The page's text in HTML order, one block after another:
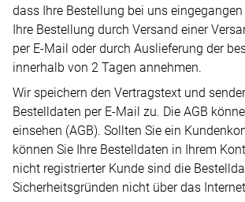
Watches
and
Wonders
MEHR
ERFAHREN
SIE
UNS
Vereinbaren
jetzt
Ihren
persönlichen
Termin
–
dass Ihre Bestellung bei uns
Ihre Bestellung durch Versand einer
per E-Mail oder durch Auslieferung der
innerhalb von 2 Tagen annehmen.
Wir speichern den Vertragstext und
Bestelldaten per E-Mail zu. Die AGB
einsehen (AGB). Sollten Sie ein
können Sie Ihre Bestelldaten in Ihrem
nicht registrierter Kunde sind die
Sicherheitsgründen nicht über das